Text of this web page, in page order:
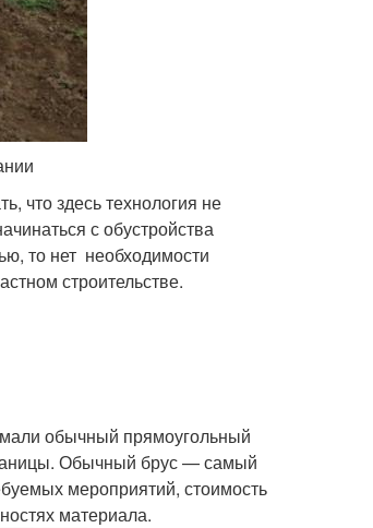
что здесь технология не
с обустройства
то нет необходимости
строительстве.
обычный прямоугольный
Обычный брус — самый
мероприятий, стоимость
материала.